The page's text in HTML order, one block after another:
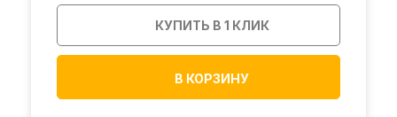
КУПИТЬ В 1 КЛИК
В КОРЗИНУ